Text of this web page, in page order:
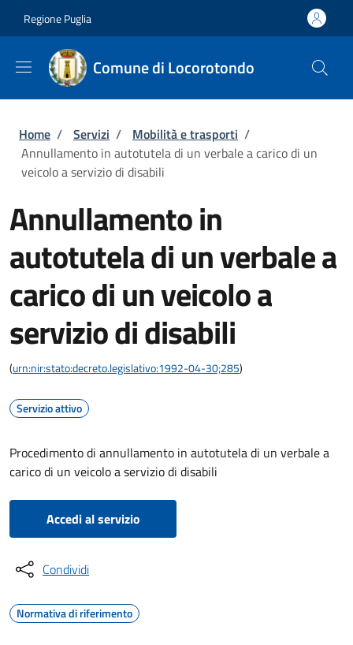
Regione Puglia
Comune di Locorotondo
Briciole di pane
Home / Servizi / Mobilità e trasporti /
Annullamento in autotutela di un verbale a carico di un
veicolo a servizio di disabili
Annullamento in
autotutela di un verbale a
carico di un veicolo a
servizio di disabili
(urn:nir:stato:decreto.legislativo:1992-04-30;285)
Servizio attivo
Procedimento di annullamento in autotutela di un verbale a
carico di un veicolo a servizio di disabili
Accedi al servizio
Condividi
Normativa di riferimento